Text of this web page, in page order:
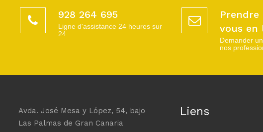
928 264 695
Ligne d'assistance 24 heures sur
24
vous en
Demander
nos
Avda. José Mesa y López, 54, bajo
Las Palmas de Gran Canaria
Liens